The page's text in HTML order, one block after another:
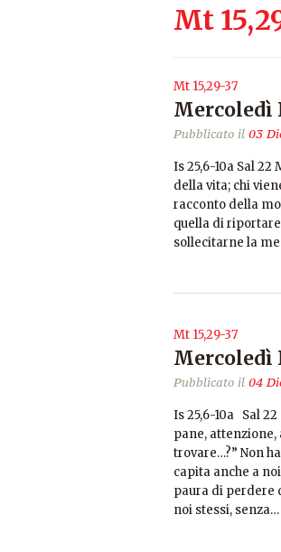
Mt
Mt 15,29-37
Mercoledì
Pubblicato il 03
Is 25,6-10a Sal
della vita; chi
racconto della
quella di
sollecitarne la
Mt 15,29-37
Mercoledì
Pubblicato il 04
Is 25,6-10a Sal
pane,
trovare…?” Non
capita anche a
paura di perdere
noi stessi, senza…